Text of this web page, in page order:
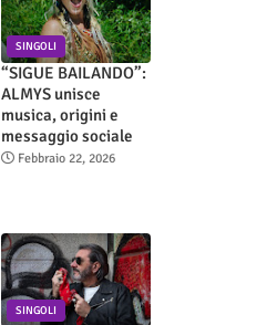
SINGOLI
“SIGUE BAILANDO”:
ALMYS unisce
musica, origini e
messaggio sociale
Febbraio 22, 2026
SINGOLI